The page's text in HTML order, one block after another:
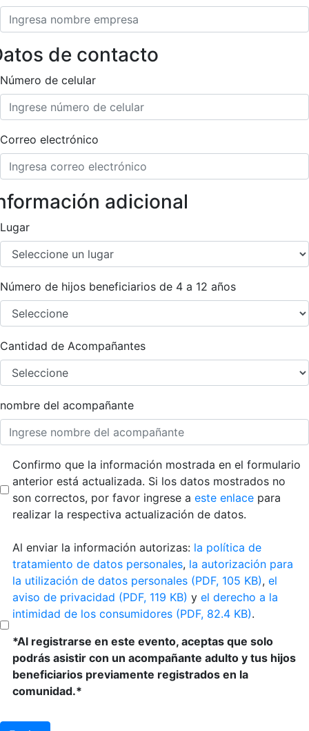
de contacto
Número de celular
Correo electrónico
adicional
Lugar
Número de hijos beneficiarios de 4 a 12 años
Cantidad de Acompañantes
nombre del acompañante
Confirmo que la información mostrada en el formulario
anterior está actualizada. Si los datos mostrados no
son correctos, por favor ingrese a este enlace para
realizar la respectiva actualización de datos.
Al enviar la información autorizas: la política de
tratamiento de datos personales, la autorización para
la utilización de datos personales (PDF, 105 KB), el
aviso de privacidad (PDF, 119 KB) y el derecho a la
intimidad de los consumidores (PDF, 82.4 KB).
*Al registrarse en este evento, aceptas que solo
podrás asistir con un acompañante adulto y tus hijos
beneficiarios previamente registrados en la
comunidad.*